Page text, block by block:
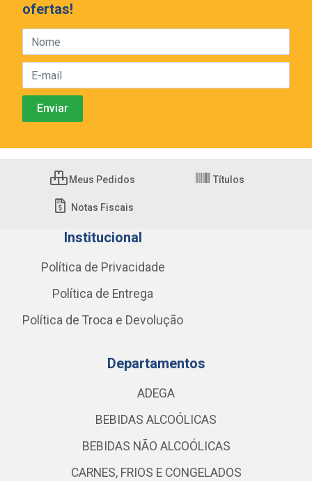
ofertas!
Meus Pedidos Títulos
Notas Fiscais
Institucional
Política de Privacidade
Política de Entrega
Política de Troca e Devolução
Departamentos
ADEGA
BEBIDAS ALCOÓLICAS
BEBIDAS NÃO ALCOÓLICAS
CARNES, FRIOS E CONGELADOS